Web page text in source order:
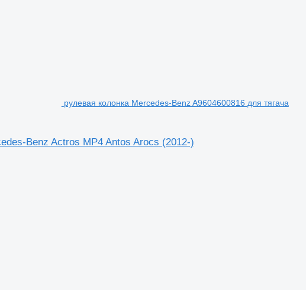
рулевая колонка Mercedes-Benz A9604600816 для тягача
Benz Actros MP4 Antos Arocs (2012-)